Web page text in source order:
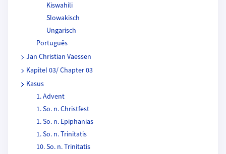
Kiswahili
Slowakisch
Ungarisch
Português
Jan Christian Vaessen
Kapitel 03/ Chapter 03
Kasus
1. Advent
1. So. n. Christfest
1. So. n. Epiphanias
1. So. n. Trinitatis
10. So. n. Trinitatis